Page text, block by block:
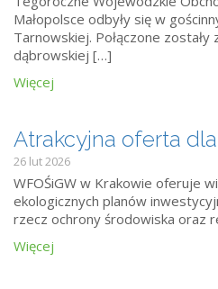
Małopolsce odbyły się w
Tarnowskiej. Połączone
dąbrowskiej […]
Więcej
Atrakcyjna oferta
26 lut 2026
WFOŚiGW w Krakowie oferuje
ekologicznych planów
rzecz ochrony środowiska oraz
Więcej